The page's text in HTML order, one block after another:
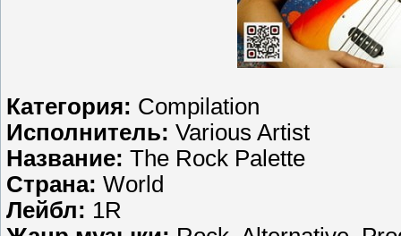
Категория: Compilation
Исполнитель: Various Artist
Название: The Rock Palette
Страна: World
Лейбл: 1R